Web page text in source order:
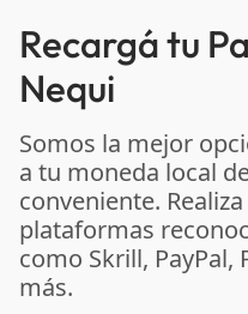
Recargá tu
Nequi
Somos la mejor
a tu moneda local
conveniente.
plataformas
como Skrill, PayPal,
más.